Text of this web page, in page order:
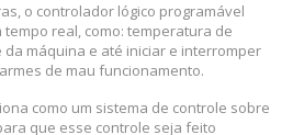
o controlador lógico programável
real, como: temperatura de
máquina e até iniciar e interromper
de mau funcionamento.
como um sistema de controle sobre
que esse controle seja feito